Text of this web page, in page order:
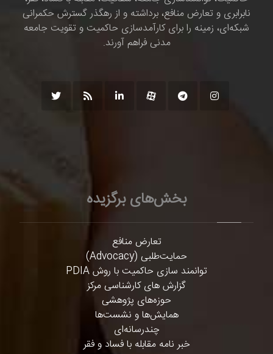
نابرابری و تعارض منافع، برداشته و از رهگذر گسترش حکمرانی
شبکه‌ای، زمینه را برای کارآمدسازی حاکمیت و تقویت جامعه
مدنی فراهم آورند.
بخش‌های برگزیده
تعارض منافع
حمایت‌طلبی (Advocacy)
توانمند سازی حاکمیت با روش PDIA
گزارش های کارشناسی مرکز
حوزه‌های پژوهشی
همایش‌ها و نشست‌ها
چندرسانه‌ای
خبر نامه مقابله با فساد و فقر